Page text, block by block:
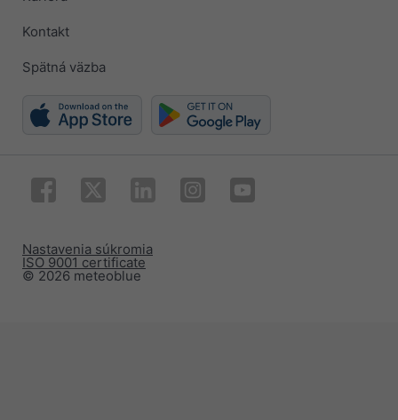
Kontakt
Spätná väzba
© 2026 meteoblue
ISO 9001 certificate
Nastavenia súkromia